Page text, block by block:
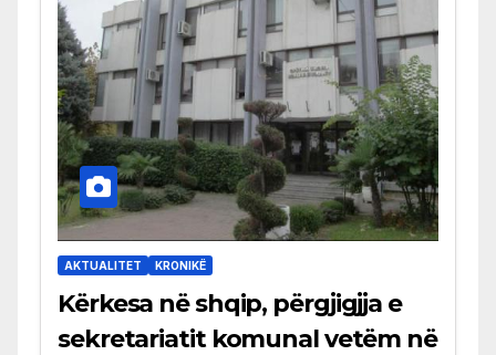
AKTUALITET KRONIKË
Kërkesa në shqip, përgjigjja e
sekretariatit komunal vetëm në